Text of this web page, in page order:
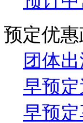
预定优
团体出
早预
早预定
10人